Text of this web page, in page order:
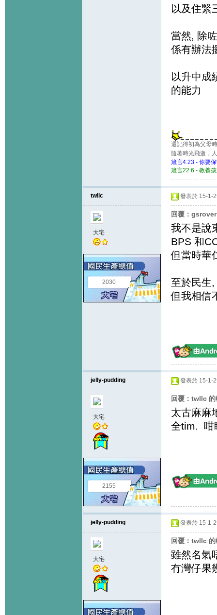
以及住緊
當然, 除
係有辦法
以升中成
的能力
還記得初為父母
隨著時光飛逝，
箴言4:23 - 你要
箴言22:6 - 教養
twllc
大宅
2030
發表於 15-1-
回覆：
我不是說
BPS 和
但當時華
至於民生
但我相信
jelly-pudding
大宅
2155
發表於 15-1-
回覆：twllc 的
太古麻麻
全tim. 咁
jelly-pudding
大宅
發表於 15-1-
回覆：twllc 的
雖然名氣
冇灣仔果